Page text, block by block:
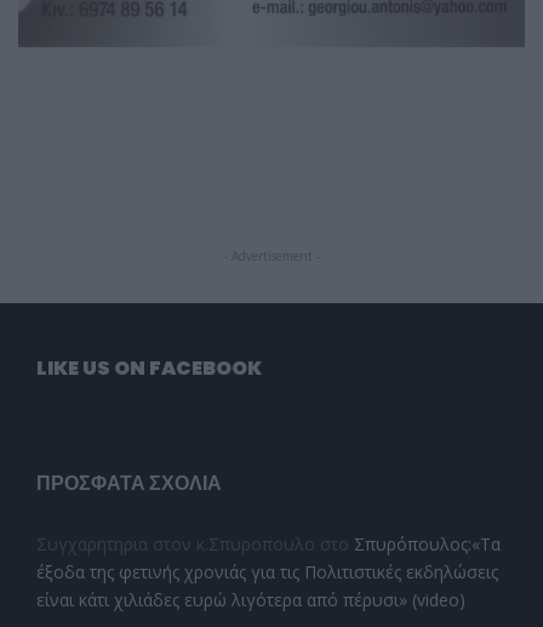
- Advertisement -
LIKE US ON FACEBOOK
ΠΡΌΣΦΑΤΑ ΣΧΌΛΙΑ
Συγχαρητηρια στον κ.Σπυροπουλο στο Σπυρόπουλος:«Τα
έξοδα της φετινής χρονιάς για τις Πολιτιστικές εκδηλώσεις
είναι κάτι χιλιάδες ευρώ λιγότερα από πέρυσι» (video)